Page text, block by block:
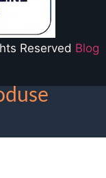
Reserved Blog